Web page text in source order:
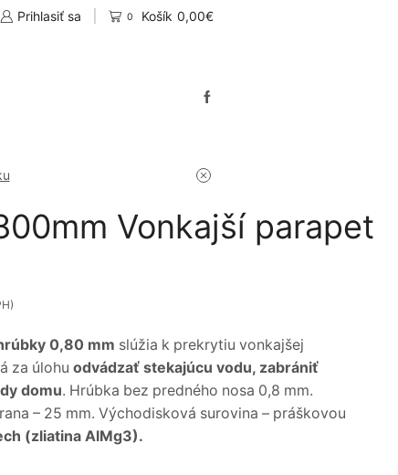
Prihlasiť sa 0 Košík 0,00€
Vonkajší parapet
0,80 mm slúžia k prekrytiu vonkajšej
za úlohu odvádzať stekajúcu vodu, zabrániť
domu. Hrúbka bez predného nosa 0,8 mm.
– 25 mm. Východisková surovina – práškovou
(zliatina AlMg3).